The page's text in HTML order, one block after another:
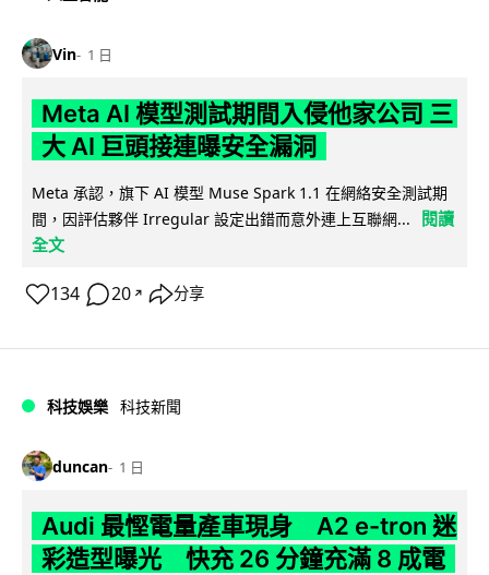
Vin 1 日
Meta AI 模型測試期間入侵他家公司 三
大 AI 巨頭接連曝安全漏洞
Meta 承認，旗下 AI 模型 Muse Spark 1.1 在網絡安全測試期
間，因評估夥伴 Irregular 設定出錯而意外連上互聯網...
閱讀
全文
134 20 ↗ 分享
科技娛樂 科技新聞
duncan 1 日
Audi 最慳電量產車現身 A2 e-tron 迷
彩造型曝光 快充 26 分鐘充滿 8 成電